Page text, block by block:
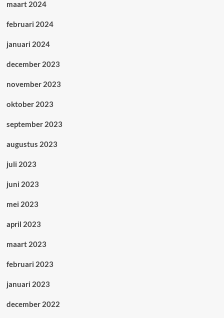
maart 2024
februari 2024
januari 2024
december 2023
november 2023
oktober 2023
september 2023
augustus 2023
juli 2023
juni 2023
mei 2023
april 2023
maart 2023
februari 2023
januari 2023
december 2022